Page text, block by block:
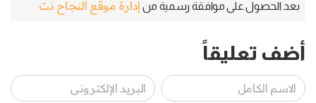
بعد الحصول على موافقة رسمية من إدارة موقع النجاح نت
أضف تعليقاً